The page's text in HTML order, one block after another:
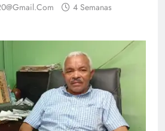
4 Semanas